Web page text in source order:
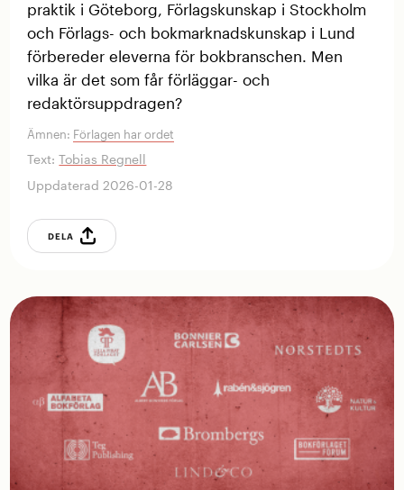
praktik i Göteborg, Förlagskunskap i Stockholm
och Förlags- och bokmarknads­kunskap i Lund
förbereder eleverna för bokbranschen. Men
vilka är det som får förläggar- och
redaktörsuppdragen?
Ämnen: Förlagen har ordet
Text:Tobias Regnell
Uppdaterad 2026-01-28
DELA